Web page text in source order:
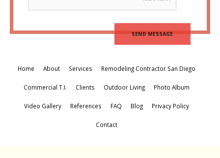
Home About Services Remodeling Contractor San Diego
Commercial T.I. Clients Outdoor Living Photo Album
Video Gallery References FAQ Blog Privacy Policy
Contact